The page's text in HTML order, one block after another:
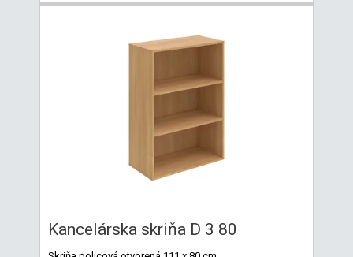
Kancelárska skriňa D 3 80